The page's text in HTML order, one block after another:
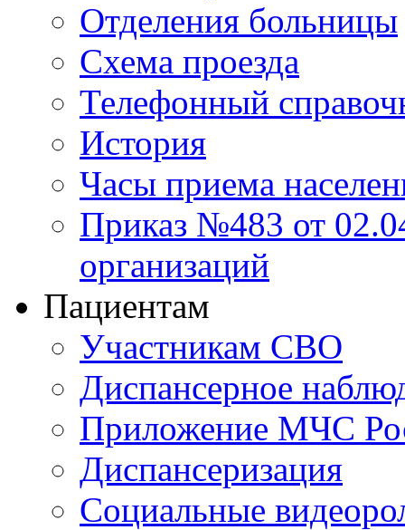
Отделения больницы
Схема проезда
Телефонный
История
Часы приема
Приказ №483 от
организаций
Пациентам
Участникам СВО
Диспансерное
Приложение МЧС
Диспансеризация
Социальные